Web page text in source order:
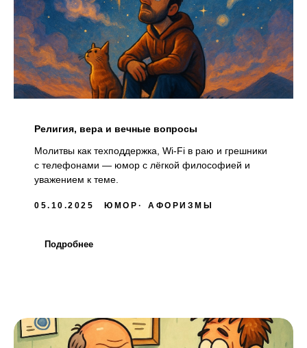
Религия, вера и вечные вопросы
Молитвы как техподдержка, Wi-Fi в раю и грешники
с телефонами — юмор с лёгкой философией и
уважением к теме.
05.10.2025 ЮМОР АФОРИЗМЫ
Подробнее